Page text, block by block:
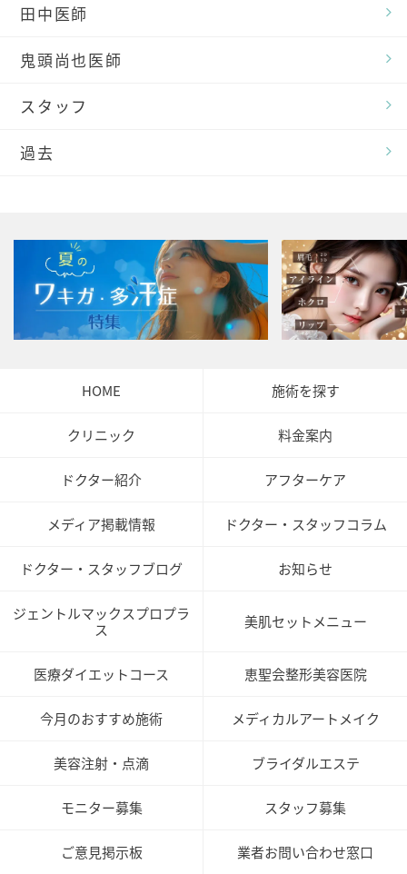
田中医師
鬼頭尚也医師
スタッフ
過去
HOME 施術を探す
クリニック 料金案内
ドクター紹介 アフターケア
メディア掲載情報 ドクター・スタッフコラム
ドクター・スタッフブログ お知らせ
ジェントルマックスプロプラ
ス
美肌セットメニュー
医療ダイエットコース 恵聖会整形美容医院
今月のおすすめ施術 メディカルアートメイク
美容注射・点滴 ブライダルエステ
モニター募集 スタッフ募集
ご意見掲示板 業者お問い合わせ窓口